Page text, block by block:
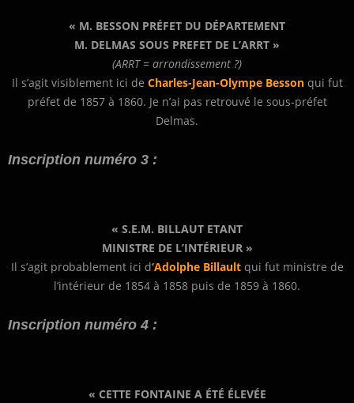
« M. BESSON PRÉFET DU DÉPARTEMENT
M. DELMAS SOUS PREFET DE L’ARRT »
(ARRT = arrondissement ?)
Il s’agit visiblement ici de Charles-Jean-Olympe Bessonqui fut
préfet de 1857 à 1860. Je n’ai pas retrouvé le sous-préfet
Delmas.
Inscription numéro 3 :
« S.E.M. BILLAUT ETANT
MINISTRE DE L’INTÉRIEUR »
Il s’agit probablement ici d‘Adolphe Billaultqui fut ministre de
l’intérieur de 1854 à 1858 puis de 1859 à 1860.
Inscription numéro 4 :
« CETTE FONTAINE A ÉTÉ ÉLEVÉE